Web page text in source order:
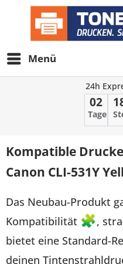
Menü
24h
02
Tage
Kompatible
Canon CLI-531Y
Das Neubau-Produkt
Kompatibilität 🧩,
bietet eine Standard-
deinen